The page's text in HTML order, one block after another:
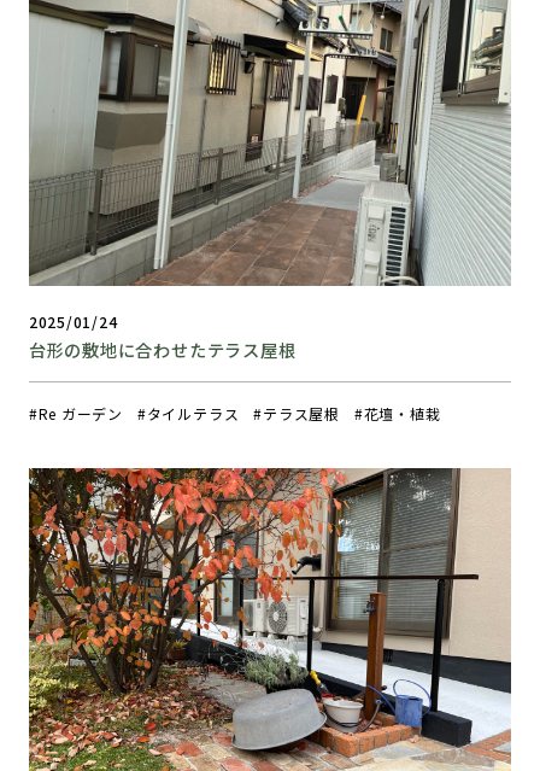
2025/01/24
台形の敷地に合わせたテラス屋根
Re ガーデン タイルテラス テラス屋根 花壇・植栽